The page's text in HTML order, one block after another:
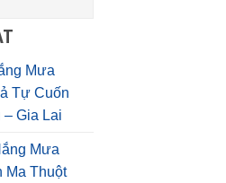
Mưa
Tự Cuốn
– Gia Lai
Mưa
Ma Thuột